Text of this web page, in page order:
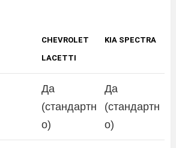
CHEVROLET
LACETTI
KIA SPECTRA
Да
(стандартн
о)
Да
(стандартн
о)